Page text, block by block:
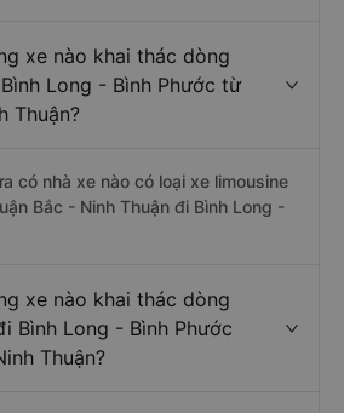
xe nào khai thác dòng
Long - Bình Phước từ
Thuận?
có nhà xe nào có loại xe limousine
Bắc - Ninh Thuận đi Bình Long -
xe nào khai thác dòng
Bình Long - Bình Phước
Thuận?